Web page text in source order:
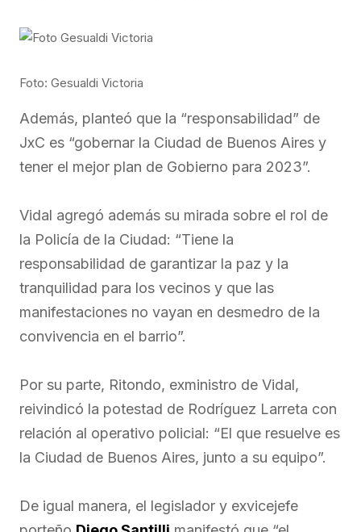
Foto: Gesualdi Victoria
Además, planteó que la “responsabilidad” de
JxC es “gobernar la Ciudad de Buenos Aires y
tener el mejor plan de Gobierno para 2023”.
Vidal agregó además su mirada sobre el rol de
la Policía de la Ciudad: “Tiene la
responsabilidad de garantizar la paz y la
tranquilidad para los vecinos y que las
manifestaciones no vayan en desmedro de la
convivencia en el barrio”.
Por su parte, Ritondo, exministro de Vidal,
reivindicó la potestad de Rodríguez Larreta con
relación al operativo policial: “El que resuelve es
la Ciudad de Buenos Aires, junto a su equipo”.
De igual manera, el legislador y exvicejefe